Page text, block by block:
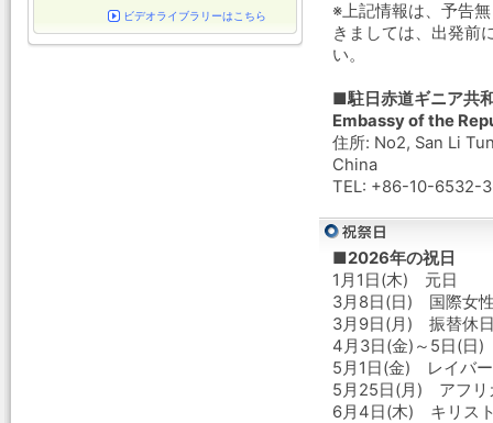
※上記情報は、予告
きましては、出発前
い。
■駐日赤道ギニア共
Embassy of the
住所: No2, San Li
China
TEL: +86-10-6532-
■2026年の祝日
1月1日(木) 元日
3月8日(日) 国際女
3月9日(月) 振替休
4月3日(金)～5日(日
5月1日(金) レイバ
5月25日(月) アフリ
6月4日(木) キリス
ビデオライブラリーはこちら